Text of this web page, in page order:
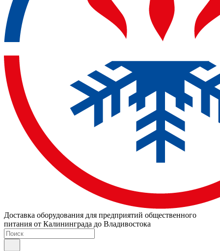
Доставка оборудования для предприятий общественного
питания от Калининграда до Владивостока